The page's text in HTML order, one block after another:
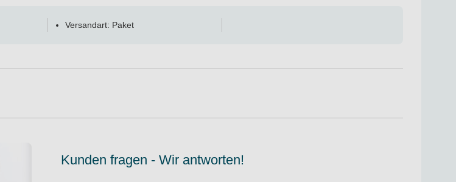
Versandart: Paket
Kunden fragen - Wir antworten!